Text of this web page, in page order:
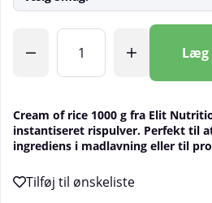
Læg
Cream of rice 1000 g fra Elit
instantiseret rispulver. Perfekt til
ingrediens i madlavning eller til